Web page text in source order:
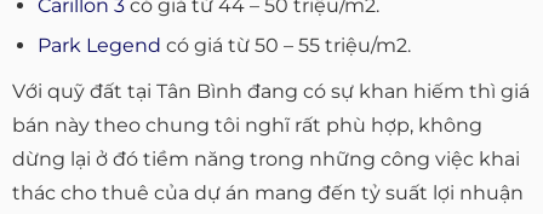
Carillon 3có giá từ 44 – 50 triệu/m2.
Park Legend có giá từ 50 – 55 triệu/m2.
Với quỹ đất tại Tân Bình đang có sự khan hiếm thì giá
bán này theo chung tôi nghĩ rất phù hợp, không
dừng lại ở đó tiềm năng trong những công việc khai
thác cho thuê của dự án mang đến tỷ suất lợi nhuận